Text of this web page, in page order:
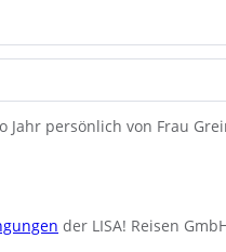
Jahr persönlich von Frau
der LISA! Reisen